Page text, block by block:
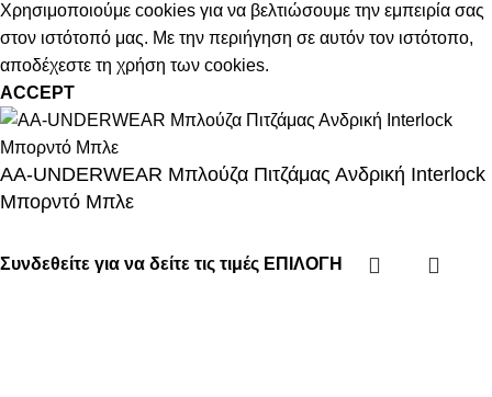
Χρησιμοποιούμε cookies για να βελτιώσουμε την εμπειρία σας
στον ιστότοπό μας. Με την περιήγηση σε αυτόν τον ιστότοπο,
αποδέχεστε τη χρήση των cookies.
ACCEPT
AA-UNDERWEAR Μπλούζα Πιτζάμας Ανδρική Interlock
Μπορντό Μπλε
Συνδεθείτε για να δείτε τις τιμές ΕΠΙΛΟΓΉ